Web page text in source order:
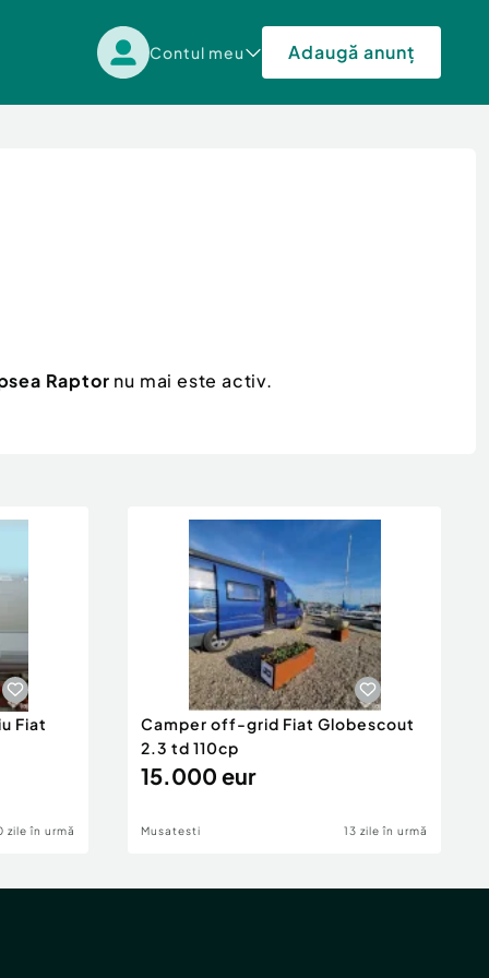
Contul meu Adaugă anunț
Raptor nu mai este activ.
Fiat
zile în urmă
Camper off-grid Fiat Globescout
2.3 td 110cp
15.000 eur
Musatesti 13 zile în urmă